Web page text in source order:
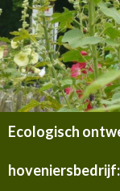
Ecologisch
NAAR
INHOUD